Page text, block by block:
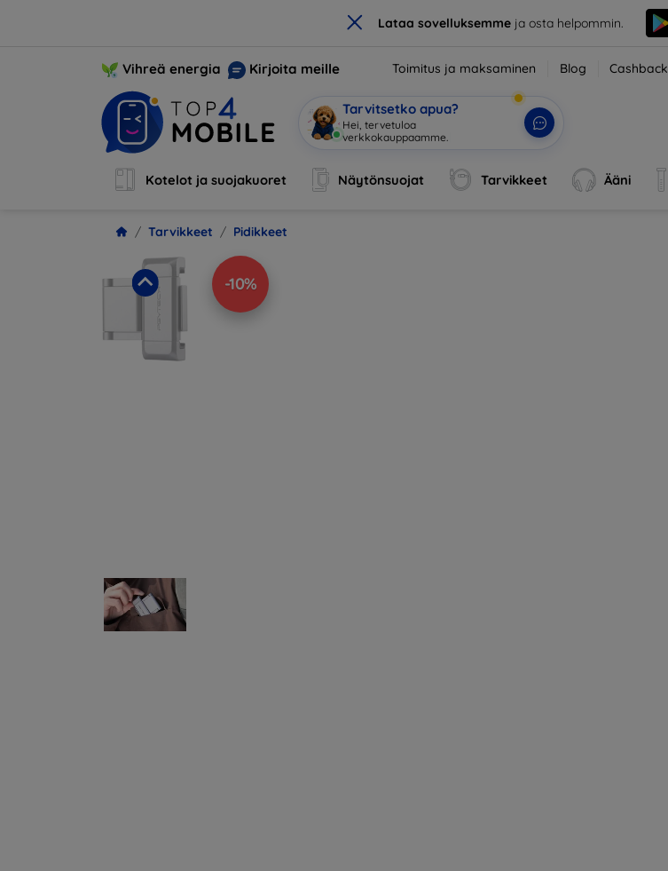
× Lataa sovelluksemmeja osta helpommin.
Vihreä energia Kirjoita meille Toimitus ja maksaminen Blog Cashback
Tarvitsetko apua?
Olen Mobi,|
Kotelot ja suojakuoret Näytönsuojat Tarvikkeet Ääni
Tarvikkeet Pidikkeet
-10%